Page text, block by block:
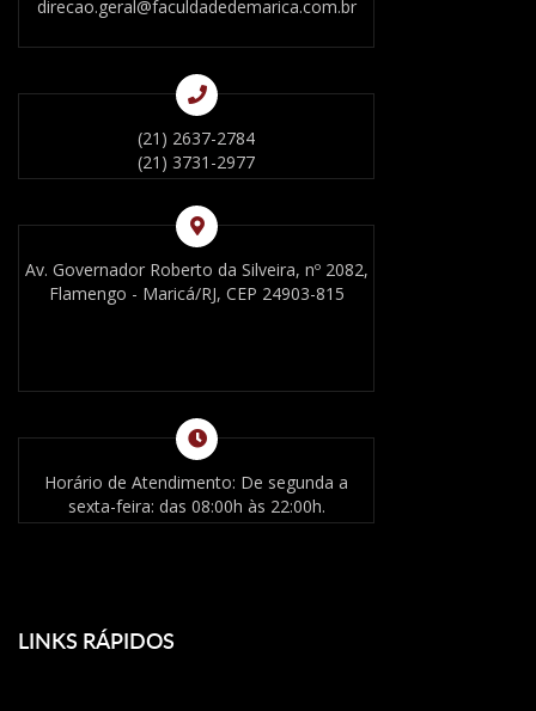
direcao.geral@faculdadedemarica.com.br
(21) 2637-2784
(21) 3731-2977
Av. Governador Roberto da Silveira, nº 2082,
Flamengo - Maricá/RJ, CEP 24903-815
Horário de Atendimento: De segunda a
sexta-feira: das 08:00h às 22:00h.
LINKS RÁPIDOS